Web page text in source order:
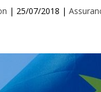
| 25/07/2018 |